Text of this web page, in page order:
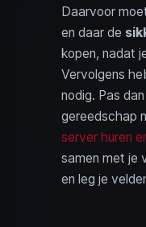
Daarvoor
en daar de
kopen, nadat
Vervolgens
nodig. Pas
gereedschap
server huren
samen met je
en leg je